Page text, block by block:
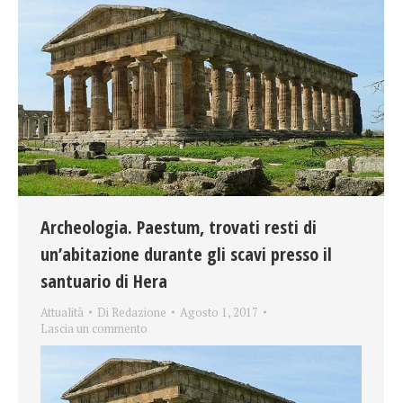
Archeologia. Paestum, trovati resti di
un’abitazione durante gli scavi presso il
santuario di Hera
Attualità Di Redazione
Agosto 1, 2017
Lascia un commento